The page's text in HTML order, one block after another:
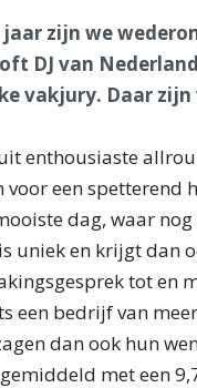
jaar zijn we
DJ van
vakjury. Daar
enthousiaste
voor een spetterend
dag, waar
uniek en krijgt dan
tot en
een bedrijf van
dan ook hun
met een